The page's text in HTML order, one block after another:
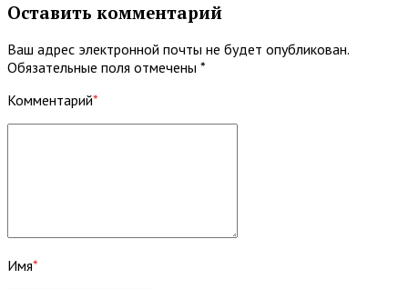
Оставить комментарий
Ваш адрес электронной почты не будет опубликован.
Обязательные поля отмечены *
Комментарий*
Имя*